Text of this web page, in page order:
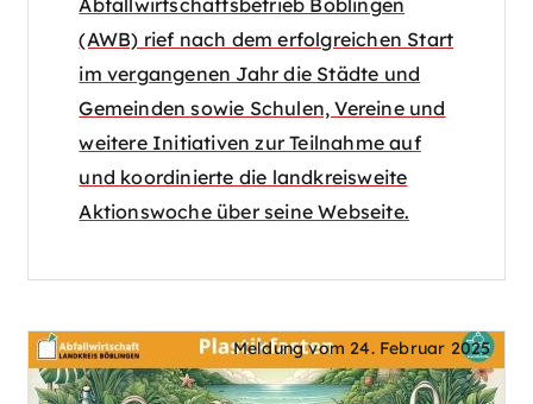
Abfallwirtschaftsbetrieb Böblingen
(AWB) rief nach dem erfolgreichen Start
im vergangenen Jahr die Städte und
Gemeinden sowie Schulen, Vereine und
weitere Initiativen zur Teilnahme auf
und koordinierte die landkreisweite
Aktionswoche über seine Webseite.
Meldung vom 24. Februar 2025